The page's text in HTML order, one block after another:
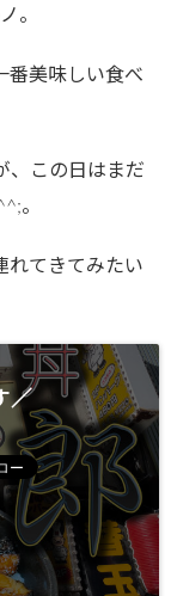
。
番美味しい食べ
、この日はまだ
。
れてきてみたい
／